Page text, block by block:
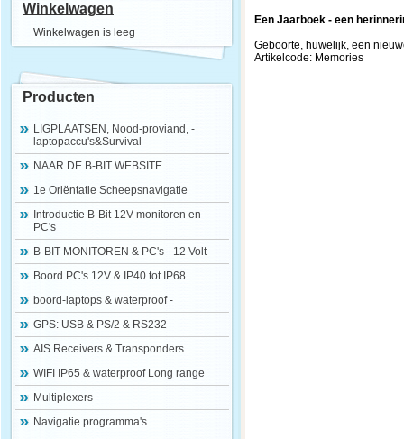
Winkelwagen
Winkelwagen is leeg
Producten
LIGPLAATSEN, Nood-proviand, -
laptopaccu's&Survival
NAAR DE B-BIT WEBSITE
1e Oriëntatie Scheepsnavigatie
Introductie B-Bit 12V monitoren en
PC's
B-BIT MONITOREN & PC's - 12 Volt
Boord PC's 12V & IP40 tot IP68
boord-laptops & waterproof -
GPS: USB & PS/2 & RS232
AIS Receivers & Transponders
WIFI IP65 & waterproof Long range
Multiplexers
Navigatie programma's
Een Jaarboek - een
Geboorte, huwelijk, een
Artikelcode: Memories